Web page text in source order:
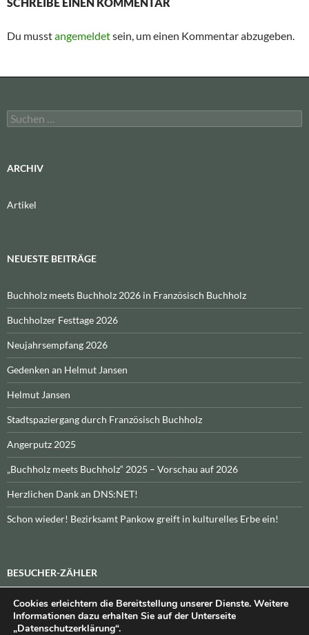
Du musstangemeldetsein, um einen Kommentar abzugeben.
Suchen
nach:
ARCHIV
Artikel
NEUESTE BEITRÄGE
Buchholz meets Buchholz 2026 in Französisch Buchholz
Buchholzer Festtage 2026
Neujahrsempfang 2026
Gedenken an Helmut Jansen
Helmut Jansen
Stadtspaziergang durch Französisch Buchholz
Angerputz 2025
„Buchholz meets Buchholz“ 2025 – Vorschau auf 2026
Herzlichen Dank an DNS:NET!
Schon wieder! Bezirksamt Pankow greift in kulturelles Erbe ein!
BESUCHER-ZÄHLER
Heute:_\n\nInsgesamt:_
Cookies erleichtern die Bereitstellung unserer Dienste. Weitere
Informationen dazu erhalten Sie auf der Unterseite
„Datenschutzerklärung“.